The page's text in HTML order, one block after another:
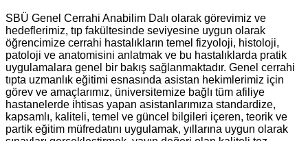
SBÜ Genel Cerrahi Anabilim Dalı olarak görevimiz ve
hedeflerimiz, tıp fakültesinde seviyesine uygun olarak
öğrencimize cerrahi hastalıkların temel fizyoloji, histoloji,
patoloji ve anatomisini anlatmak ve bu hastalıklarda pratik
uygulamalara genel bir bakış sağlanmaktadır. Genel cerrahi
tıpta uzmanlık eğitimi esnasında asistan hekimlerimiz için
görev ve amaçlarımız, üniversitemize bağlı tüm afiliye
hastanelerde ihtisas yapan asistanlarımıza standardize,
kapsamlı, kaliteli, temel ve güncel bilgileri içeren, teorik ve
partik eğitim müfredatını uygulamak, yıllarına uygun olarak